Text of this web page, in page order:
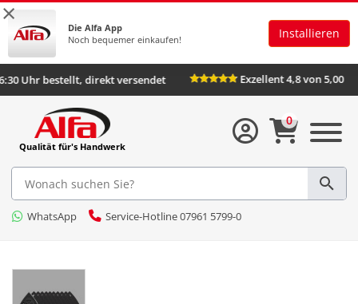
×
Die Alfa App
Noch bequemer einkaufen!
Installieren
Uhr bestellt, direkt versendet Exzellent 4,8 von 5,00
Qualität für's Handwerk
WhatsApp Service-Hotline 07961 5799-0
0